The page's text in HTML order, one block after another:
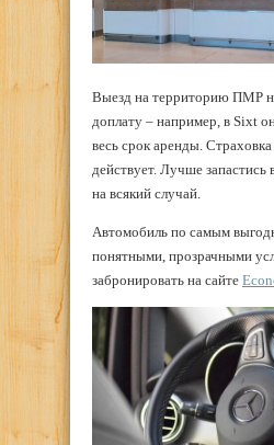
Выезд на территорию ПМР
доплату – например, в Sixt
весь срок аренды.
действует. Лучше запастись
на всякий случай.
Автомобиль по самым
понятными, прозрачными
забронировать на сайте